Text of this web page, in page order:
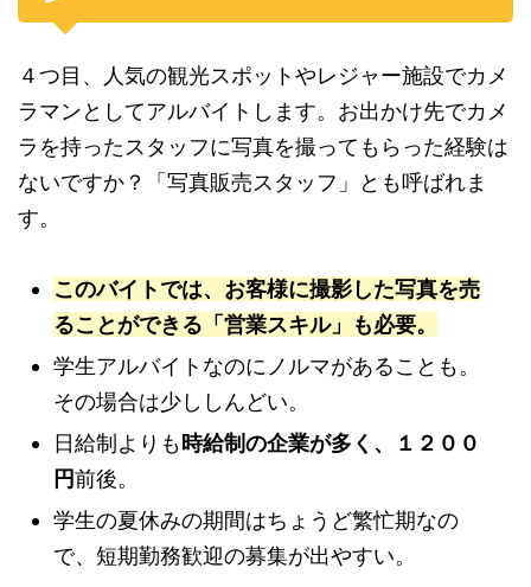
４つ目、人気の観光スポットやレジャー施設でカメ
ラマンとしてアルバイトします。お出かけ先でカメ
ラを持ったスタッフに写真を撮ってもらった経験は
ないですか？「写真販売スタッフ」とも呼ばれま
す。
このバイトでは、お客様に撮影した写真を売
ることができる「営業スキル」も必要。
学生アルバイトなのにノルマがあることも。
その場合は少ししんどい。
日給制よりも時給制の企業が多く、１２００
円前後。
学生の夏休みの期間はちょうど繁忙期なの
で、短期勤務歓迎の募集が出やすい。